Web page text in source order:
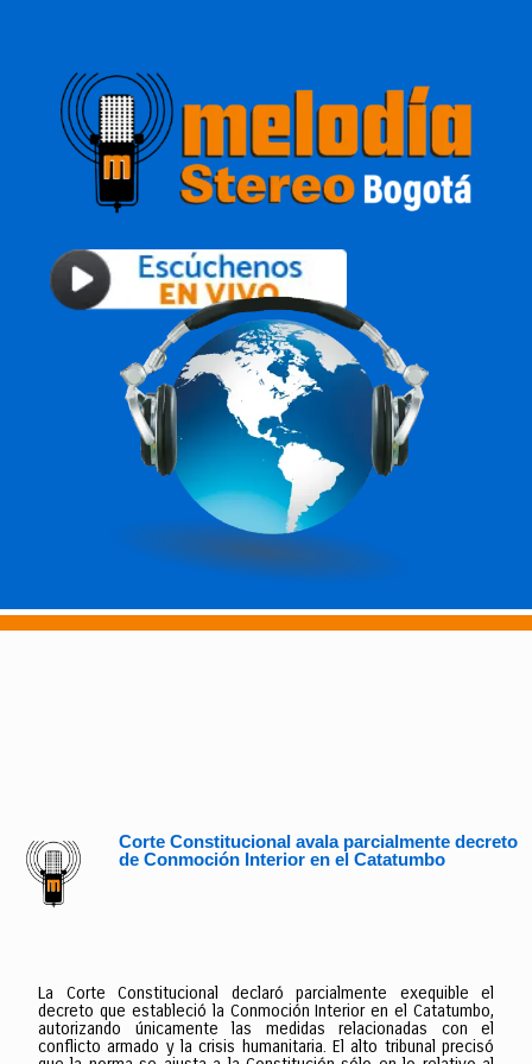
Corte Constitucional avala parcialmente decreto
de Conmoción Interior en el Catatumbo
La Corte Constitucional declaró parcialmente exequible el
decreto que estableció la Conmoción Interior en el Catatumbo,
autorizando únicamente las medidas relacionadas con el
conflicto armado y la crisis humanitaria. El alto tribunal precisó